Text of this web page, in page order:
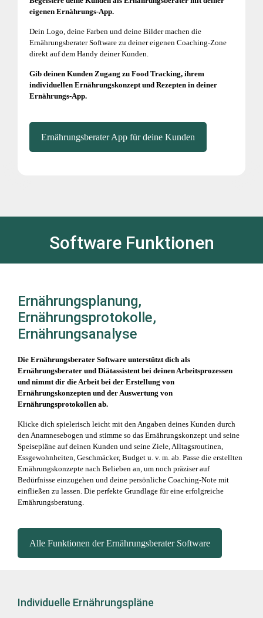
eigenen Ernährungs-App.
Dein Logo, deine Farben und deine Bilder machen die
Ernährungsberater Software zu deiner eigenen Coaching-Zone
direkt auf dem Handy deiner Kunden.
Gib deinen Kunden Zugang zu Food Tracking, ihrem
individuellen Ernährungskonzept und Rezepten in deiner
Ernährungs-App.
Ernährungsberater App für deine Kunden
Software Funktionen
Ernährungsplanung,
Ernährungsprotokolle,
Ernährungsanalyse
Die Ernährungsberater Software unterstützt dich als
Ernährungsberater und Diätassistent bei deinen Arbeitsprozessen
und nimmt dir die Arbeit bei der Erstellung von
Ernährungskonzepten und der Auswertung von
Ernährungsprotokollen ab.
Klicke dich spielerisch leicht mit den Angaben deines Kunden durch
den Anamnesebogen und stimme so das Ernährungskonzept und seine
Speisepläne auf deinen Kunden und seine Ziele, Alltagsroutinen,
Essgewohnheiten, Geschmäcker, Budget u. v. m. ab. Passe die erstellten
Ernährungskonzepte nach Belieben an, um noch präziser auf
Bedürfnisse einzugehen und deine persönliche Coaching-Note mit
einfließen zu lassen. Die perfekte Grundlage für eine erfolgreiche
Ernährungsberatung.
Alle Funktionen der Ernährungsberater Software
Individuelle Ernährungspläne